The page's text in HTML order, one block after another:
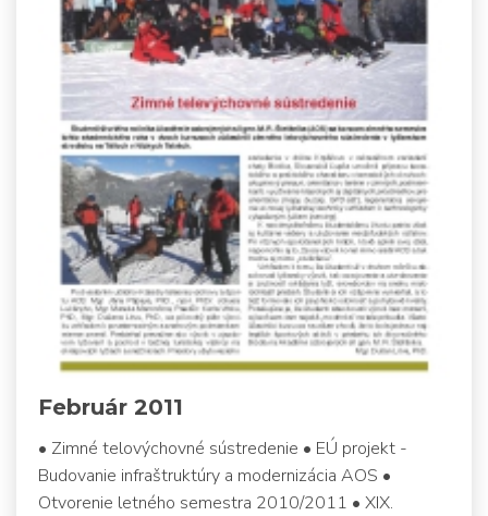
Február 2011
• Zimné telovýchovné sústredenie • EÚ projekt -
Budovanie infraštruktúry a modernizácia AOS •
Otvorenie letného semestra 2010/2011 • XIX.